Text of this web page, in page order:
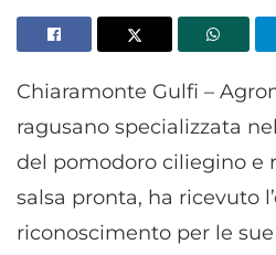
Chiaramonte Gulfi –
ragusano specializzata
del pomodoro ciliegino e
salsa pronta, ha ricevuto
riconoscimento per le